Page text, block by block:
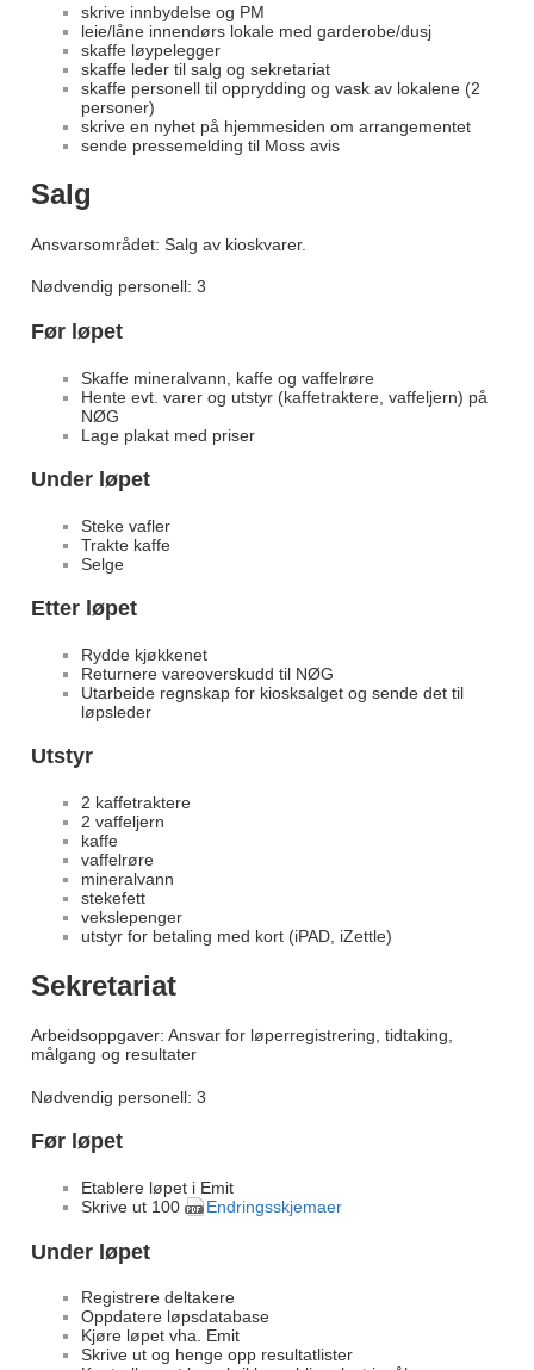
skrive innbydelse og PM
leie/låne innendørs lokale med garderobe/dusj
skaffe løypelegger
skaffe leder til salg og sekretariat
skaffe personell til opprydding og vask av lokalene (2
personer)
skrive en nyhet på hjemmesiden om arrangementet
sende pressemelding til Moss avis
Salg
Ansvarsområdet: Salg av kioskvarer.
Nødvendig personell: 3
Før løpet
Skaffe mineralvann, kaffe og vaffelrøre
Hente evt. varer og utstyr (kaffetraktere, vaffeljern) på
NØG
Lage plakat med priser
Under løpet
Steke vafler
Trakte kaffe
Selge
Etter løpet
Rydde kjøkkenet
Returnere vareoverskudd til NØG
Utarbeide regnskap for kiosksalget og sende det til
løpsleder
Utstyr
2 kaffetraktere
2 vaffeljern
kaffe
vaffelrøre
mineralvann
stekefett
vekslepenger
utstyr for betaling med kort (iPAD, iZettle)
Sekretariat
Arbeidsoppgaver: Ansvar for løperregistrering, tidtaking,
målgang og resultater
Nødvendig personell: 3
Før løpet
Etablere løpet i Emit
Skrive ut 100
Endringsskjemaer
Under løpet
Registrere deltakere
Oppdatere løpsdatabase
Kjøre løpet vha. Emit
Skrive ut og henge opp resultatlister